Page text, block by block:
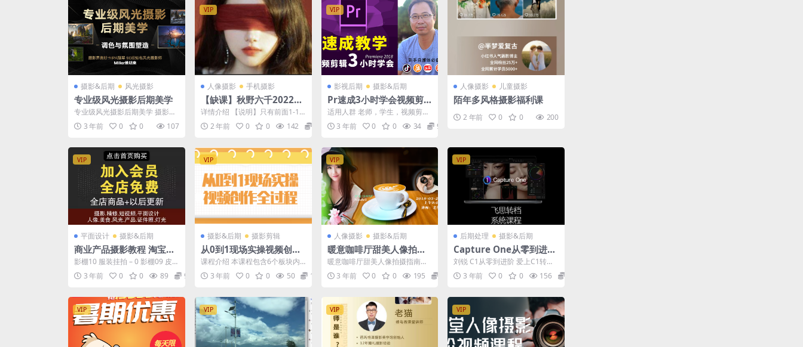
摄影&后期 风光摄影
专业级风光摄影后期美学
专业级风光摄影后期美学 摄影界
奥斯卡IPA冠军——姚明来带你系
统学习风光后期的调...
3 年前 0 0 107
VIP
人像摄影 手机摄影
【缺课】秋野六千2022年
人像摄影系统课第5期【画
质还行只有视频】
详情介绍 【说明】只有前面1-10
课，缺后面的作业点评还有后期
修图课
2 年前 0 0 142
VIP
影视后期 摄影&后期
Pr速成3小时学会视频剪
辑
适用人群 老师，学生，视频剪辑
爱好者，自媒体人等。 课程概述
这套Pr速成教学课...
3 年前 0 0 34 9.9
人像摄影 儿童摄影
陌年多风格摄影福利课
2 年前 0 0 200
VIP
平面设计 摄影&后期
商业产品摄影教程 淘宝摄
影教程
影棚10 服装挂拍 – 0 影棚09 皮
包的拍摄 – 0 影棚08 茶叶盒的拍
摄...3 年前 0 0 89 9.9
VIP
摄影&后期 摄影剪辑
从0到1现场实操视频创作
全过程
课程介绍 本课程包含6个板块内
容，从相机参数设置到拍摄脚本
撰写，从推拉摇移转升降...
3 年前 0 0 50 12.9
VIP
人像摄影 摄影&后期
暖意咖啡厅甜美人像拍摄
指南
暖意咖啡厅甜美人像拍摄指南老
来自蜂鸟微课堂，蜂鸟摄影 暖意
咖啡厅甜美人像拍摄指南...
3 年前 0 0 195 12.9
VIP
后期处理 摄影&后期
Capture One从零到进阶
系统课_刘锐后期课堂
刘锐 C1从零到进阶 爱上C1转档
普及系统课【1080P画质】
3 年前 0 0 156
VIP VIP VIP VIP